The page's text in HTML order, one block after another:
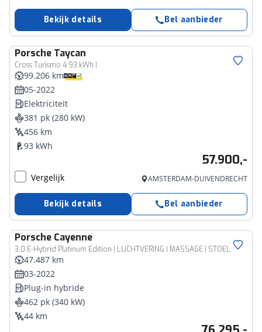
Bekijk details Bel aanbieder
Porsche Taycan
Cross Turismo 4 93 kWh |
99.206 km
05-2022
Elektriciteit
381 pk (280 kW)
456 km
93 kWh
57.900,-
Vergelijk AMSTERDAM-DUIVENDRECHT
Bekijk details Bel aanbieder
Porsche Cayenne
3.0 E-Hybrid Platinum Edition | LUCHTVERING | MASSAGE | STOELVENTILATIE | COMFORTSTOELEN | CAMERA | 22"
47.487 km
03-2022
Plug-in hybride
462 pk (340 kW)
44 km